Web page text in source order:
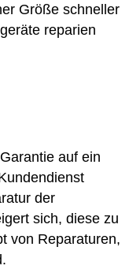
Größe schneller
reparien
auf ein
der
sich, diese zu
von Reparaturen,